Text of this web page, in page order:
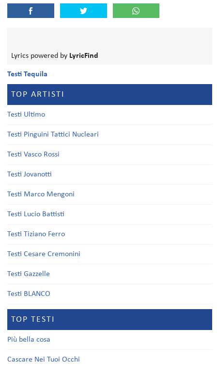
Lyrics powered by LyricFind
Testi Tequila
TOP ARTISTI
Testi Ultimo
Testi Pinguini Tattici Nucleari
Testi Vasco Rossi
Testi Jovanotti
Testi Marco Mengoni
Testi Lucio Battisti
Testi Tiziano Ferro
Testi Cesare Cremonini
Testi Gazzelle
Testi BLANCO
TOP TESTI
Più bella cosa
Cascare Nei Tuoi Occhi